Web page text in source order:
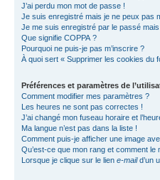
J’ai perdu mon mot de passe !
Je suis enregistré mais je ne peux pas
Je me suis enregistré par le passé
Que signifie COPPA ?
Pourquoi ne puis-je pas m’inscrire ?
À quoi sert « Supprimer les cookies du
Préférences et paramètres de
Comment modifier mes paramètres ?
Les heures ne sont pas correctes !
J’ai changé mon fuseau horaire et
Ma langue n’est pas dans la liste !
Comment puis-je afficher une image
Qu’est-ce que mon rang et comment le
Lorsque je clique sur le lien e-maild’un